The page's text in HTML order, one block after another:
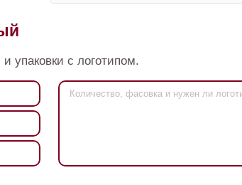
упаковки с логотипом.